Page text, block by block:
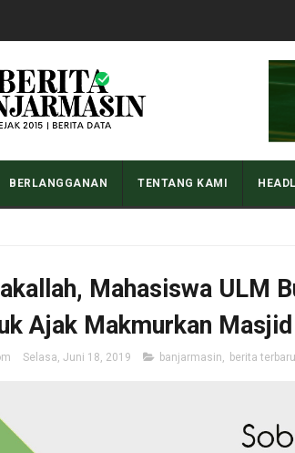
BERLANGGANAN TENTANG KAMI
Mahasiswa ULM
Ajak Makmurkan Masjid
Selasa, Juni 18, 2019 banjarmasin, berita terbaru